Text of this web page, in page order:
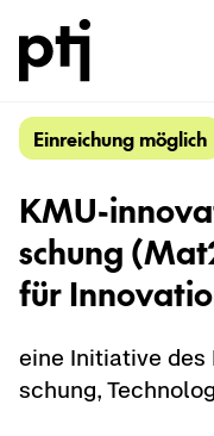
Ein­rei­chung mög­lich
KMU-​
schung
für
eine In­itia­ti­ve
schung,